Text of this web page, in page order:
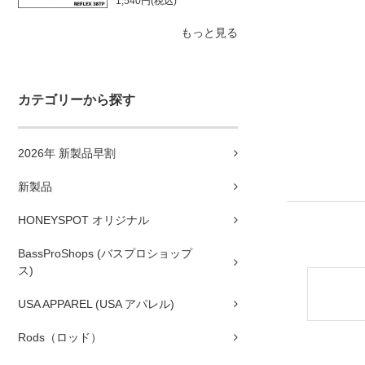
もっと見る
カテゴリーから探す
2026年 新製品早割
新製品
HONEYSPOT オリジナル
BassProShops (バスプロショップ
ス)
USA APPAREL (USA アパレル)
Rods（ロッド）